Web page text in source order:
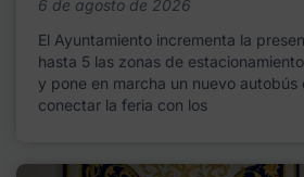
6 de agosto de 2026
El Ayuntamiento incrementa la
hasta 5 las zonas de
y pone en marcha un nuevo autobús
conectar la feria con los